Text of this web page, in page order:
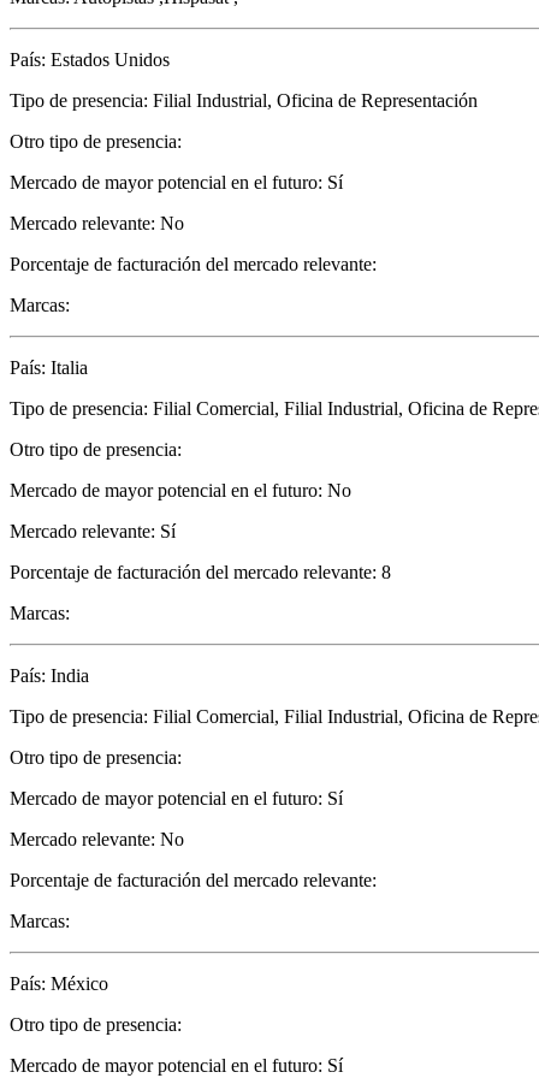
País: Estados Unidos
Tipo de presencia: Filial Industrial, Oficina de Representación
Otro tipo de presencia:
Mercado de mayor potencial en el futuro: Sí
Mercado relevante: No
Porcentaje de facturación del mercado relevante:
Marcas:
País: Italia
Tipo de presencia: Filial Comercial, Filial Industrial, Oficina de
Otro tipo de presencia:
Mercado de mayor potencial en el futuro: No
Mercado relevante: Sí
Porcentaje de facturación del mercado relevante: 8
Marcas:
País: India
Tipo de presencia: Filial Comercial, Filial Industrial, Oficina de
Otro tipo de presencia:
Mercado de mayor potencial en el futuro: Sí
Mercado relevante: No
Porcentaje de facturación del mercado relevante:
Marcas:
País: México
Otro tipo de presencia:
Mercado de mayor potencial en el futuro: Sí